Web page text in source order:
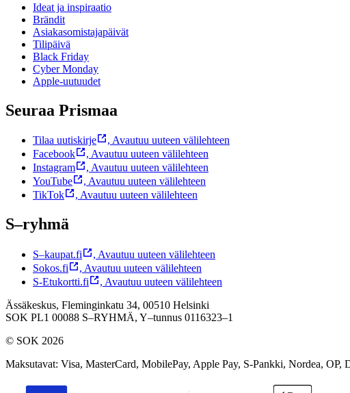
Ideat ja inspiraatio
Brändit
Asiakasomistajapäivät
Tilipäivä
Black Friday
Cyber Monday
Apple-uutuudet
Seuraa Prismaa
Tilaa uutiskirje , Avautuu uuteen välilehteen
Facebook
, Avautuu uuteen välilehteen
Instagram
, Avautuu uuteen välilehteen
YouTube
, Avautuu uuteen välilehteen
TikTok
, Avautuu uuteen välilehteen
S–ryhmä
S–kaupat.fi , Avautuu uuteen välilehteen
Sokos.fi
, Avautuu uuteen välilehteen
S-Etukortti.fi
, Avautuu uuteen välilehteen
Ässäkeskus, Fleminginkatu 34, 00510 Helsinki
SOK PL1 00088 S–RYHMÄ, Y–tunnus 0116323–1
© SOK 2026
Maksutavat: Visa, MasterCard, MobilePay, Apple Pay, S-Pankki, Nordea,